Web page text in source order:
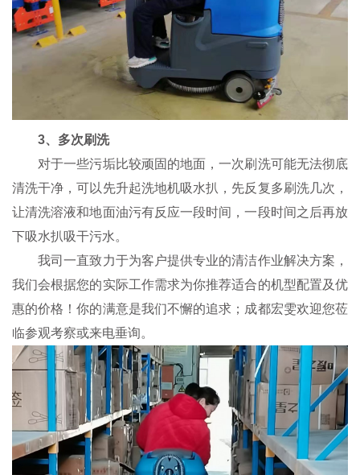
3、多次刷洗
对于一些污垢比较顽固的地面，一次刷洗可能无法彻底
清洗干净，可以先升起洗地机吸水扒，先反复多刷洗几次，
让清洗溶液和地面油污有反应一段时间，一段时间之后再放
下吸水扒吸干污水。
我司一直致力于为客户提供专业的清洁作业解决方案，
我们会根据您的实际工作需求为你推荐适合的机型配置及优
惠的价格！你的满意是我们不懈的追求；成都宏雯欢迎您莅
临参观考察或来电垂询。